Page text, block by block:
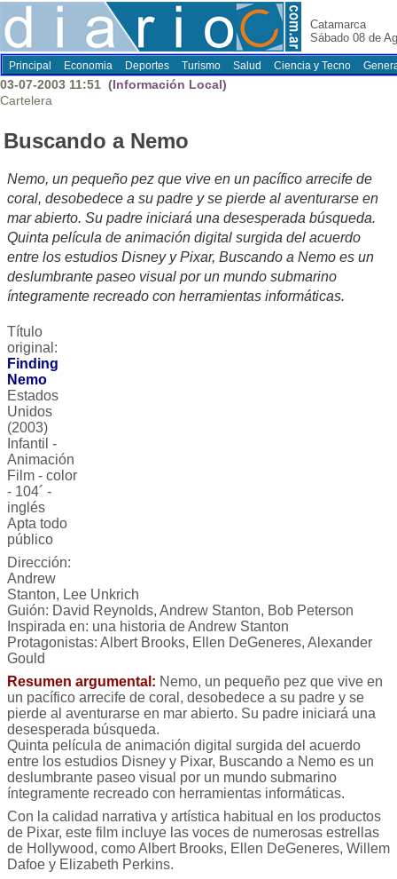
Catamarca
Sábado 08 de
Principal Economia Deportes Turismo Salud Ciencia y Tecno
03-07-2003 11:51 (Información Local)
Cartelera
Buscando a Nemo
Nemo, un pequeño pez que vive en un pacífico arrecife de
coral, desobedece a su padre y se pierde al aventurarse en
mar abierto. Su padre iniciará una desesperada búsqueda.
Quinta película de animación digital surgida del acuerdo
entre los estudios Disney y Pixar, Buscando a Nemo es un
deslumbrante paseo visual por un mundo submarino
íntegramente recreado con herramientas informáticas.
Título
original:
Finding
Nemo
Estados
Unidos
(2003)
Infantil -
Animación
Film - color
- 104´ -
inglés
Apta todo
público
Dirección:
Andrew
Stanton, Lee Unkrich
Guión: David Reynolds, Andrew Stanton, Bob Peterson
Inspirada en: una historia de Andrew Stanton
Protagonistas: Albert Brooks, Ellen DeGeneres, Alexander
Gould
Resumen argumental: Nemo, un pequeño pez que vive en
un pacífico arrecife de coral, desobedece a su padre y se
pierde al aventurarse en mar abierto. Su padre iniciará una
desesperada búsqueda.
Quinta película de animación digital surgida del acuerdo
entre los estudios Disney y Pixar, Buscando a Nemo es un
deslumbrante paseo visual por un mundo submarino
íntegramente recreado con herramientas informáticas.
Con la calidad narrativa y artística habitual en los productos
de Pixar, este film incluye las voces de numerosas estrellas
de Hollywood, como Albert Brooks, Ellen DeGeneres, Willem
Dafoe y Elizabeth Perkins.